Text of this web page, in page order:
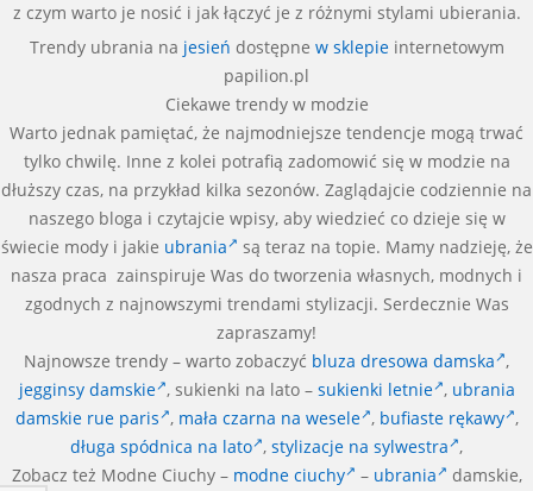
z czym warto je nosić i jak łączyć je z różnymi stylami ubierania.
Trendy ubrania na jesień dostępne w sklepieinternetowym
papilion.pl
Ciekawe trendy w modzie
Warto jednak pamiętać, że najmodniejsze tendencje mogą trwać
tylko chwilę. Inne z kolei potrafią zadomowić się w modzie na
dłuższy czas, na przykład kilka sezonów. Zaglądajcie codziennie na
naszego bloga i czytajcie wpisy, aby wiedzieć co dzieje się w
świecie mody i jakie ubrania
są teraz na topie. Mamy nadzieję, że
nasza praca zainspiruje Was do tworzenia własnych, modnych i
zgodnych z najnowszymi trendami stylizacji. Serdecznie Was
zapraszamy!
Najnowsze trendy – warto zobaczyć bluza dresowa damska ,
jegginsy damskie , sukienki na lato – sukienki letnie , ubrania
damskie rue paris , mała czarna na wesele , bufiaste rękawy ,
długa spódnica na lato , stylizacje na sylwestra ,
Zobacz też Modne Ciuchy – modne ciuchy – ubrania
damskie,